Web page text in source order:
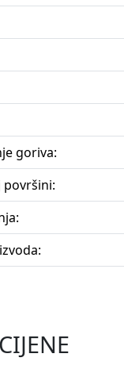
goriva:
površini: